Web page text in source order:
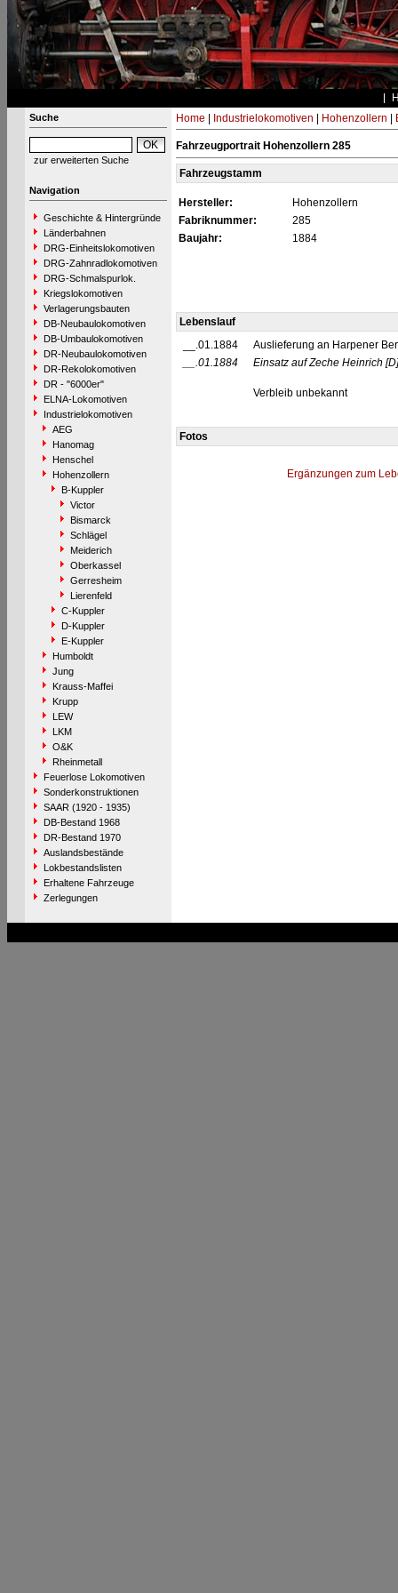
Suche
zur erweiterten Suche
Navigation
Geschichte & Hintergründe
Länderbahnen
DRG-Einheitslokomotiven
DRG-Zahnradlokomotiven
DRG-Schmalspurlok.
Kriegslokomotiven
Verlagerungsbauten
DB-Neubaulokomotiven
DB-Umbaulokomotiven
DR-Neubaulokomotiven
DR-Rekolokomotiven
DR - "6000er"
ELNA-Lokomotiven
Industrielokomotiven
AEG
Hanomag
Henschel
Hohenzollern
B-Kuppler
Victor
Bismarck
Schlägel
Meiderich
Oberkassel
Gerresheim
Lierenfeld
C-Kuppler
D-Kuppler
E-Kuppler
Humboldt
Jung
Krauss-Maffei
Krupp
LEW
LKM
O&K
Rheinmetall
Feuerlose Lokomotiven
Sonderkonstruktionen
SAAR (1920 - 1935)
DB-Bestand 1968
DR-Bestand 1970
Auslandsbestände
Lokbestandslisten
Erhaltene Fahrzeuge
Zerlegungen
Home Industrielokomotiven Hohenzollern
Fahrzeugportrait Hohenzollern 285
Fahrzeugstamm
Hersteller:
Hohenzollern
Fabriknummer:
285
Baujahr:
1884
Lebenslauf
__.01.1884
Auslieferung an Harpener
__.01.1884
Einsatz auf Zeche Heinrich
Verbleib unbekannt
Fotos
Ergänzungen zum